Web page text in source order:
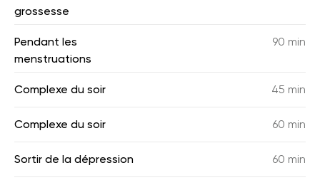
grossesse
Pendant les
menstruations
90 min
Complexe du soir 45 min
Complexe du soir 60 min
Sortir de la dépression 60 min